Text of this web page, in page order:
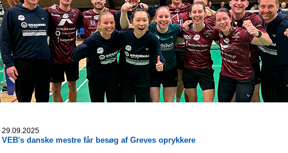
29.09.2025
VEB's danske mestre får besøg af Greves oprykkere